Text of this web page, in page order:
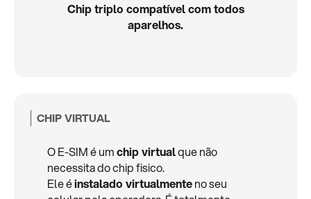
Chip triplo compatível com todos
aparelhos.
CHIP VIRTUAL
O E-SIM é umchip virtualque não
necessita do chip fisico.
Ele éinstalado virtualmenteno seu